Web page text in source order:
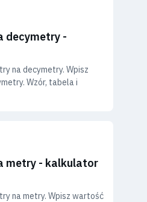
decymetry -
na decymetry. Wpisz
Wzór, tabela i
metry - kalkulator
na metry. Wpisz wartość